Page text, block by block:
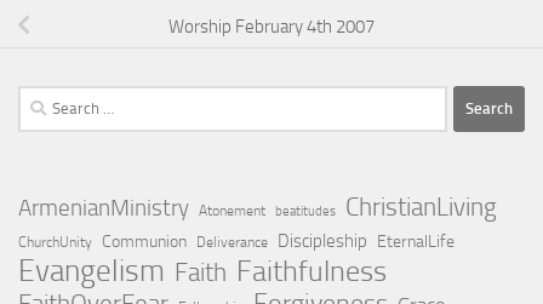
Worship February 4th 2007
Search
for:
ArmenianMinistry Atonement beatitudes ChristianLiving
ChurchUnity Communion Deliverance Discipleship EternalLife
Evangelism Faith Faithfulness